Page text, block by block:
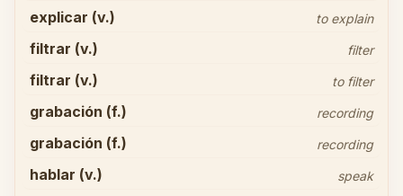
explicar (v.) to explain
filtrar (v.) filter
filtrar (v.) to filter
grabación (f.) recording
grabación (f.) recording
hablar (v.) speak